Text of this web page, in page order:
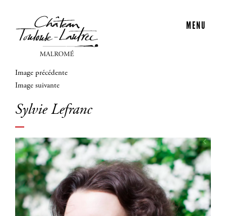
MENU
Image précédente
Image suivante
Sylvie Lefranc